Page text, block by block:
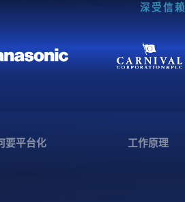
深受信赖
要平台化 工作原理